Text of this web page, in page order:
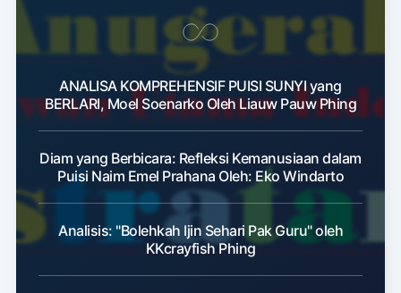
ANALISA KOMPREHENSIF PUISI SUNYI yang
BERLARI, Moel Soenarko Oleh Liauw Pauw Phing
Diam yang Berbicara: Refleksi Kemanusiaan dalam
Puisi Naim Emel Prahana Oleh: Eko Windarto
Analisis: "Bolehkah Ijin Sehari Pak Guru" oleh
KKcrayfish Phing